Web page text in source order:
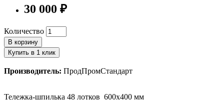
30 000 ₽
Количество
В корзину
Купить в 1 клик
Производитель: ПродПромСтандарт
Тележка-шпилька 48 лотков 600х400 мм